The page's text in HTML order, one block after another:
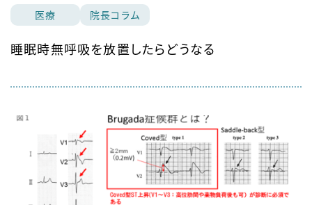
医療 院長コラム
睡眠時無呼吸を放置したらどうなる